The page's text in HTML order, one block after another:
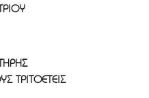
ΤΡΙΤΟΕΤΕΙΣ